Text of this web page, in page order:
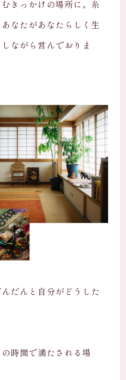
きっかけの場所に。糸
なたがあなたらしく生
ながら営んでおりま
だんと自分がどうした
時間で満たされる場